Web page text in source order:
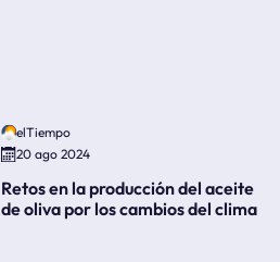
elTiempo
20 ago 2024
Retos en la producción del aceite
de oliva por los cambios del clima